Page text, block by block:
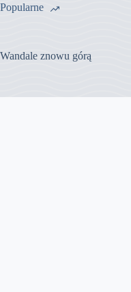
Popularne
Wandale znowu górą